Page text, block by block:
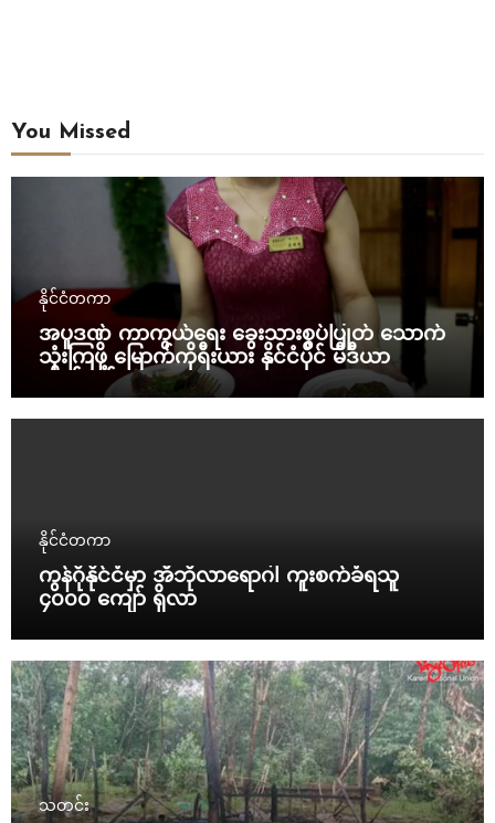
You Missed
နိုင်ငံတကာ
အပူဒဏ် ကာကွယ်ရေး ခွေးသားစွပ်ပြုတ် သောက်
သုံးကြဖို့ မြောက်ကိုရီးယား နိုင်ငံပိုင် မီဒီယာ
တိုက်တွန်း
နိုင်ငံတကာ
ကွန်ဂိုနိုင်ငံမှာ အီဘိုလာရောဂါ ကူးစက်ခံရသူ
၄၀၀၀ ကျော် ရှိလာ
သတင်း